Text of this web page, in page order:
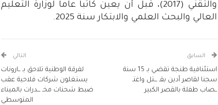
والتقني (2017)، قبل أن يعين كاتبا عاما لوزارة التعليم
العالي والبحث العلمي والابتكار سنة 2025.
السابق
استئنافية طنجة تقضي بـ 15 سنة
سجنا لقاصر أدين بقـ ـــتل واغتـ
ــصاب طفلة بالقصر الكبير
التالي
لفرقة الوطنية تلاحق بـ ــارونات
يستغلون شركات فلاحية عقب
ضبط شحنات مخـ ـــدرات بالميناء
المتوسطي